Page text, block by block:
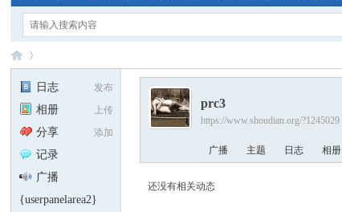
发布
日志
上传
相册
添加
分享
记录
广播
{userpanelarea2}
prc3
https://www.shoudian.org/?1245029
广播 主题 日志 相册
还没有相关动态